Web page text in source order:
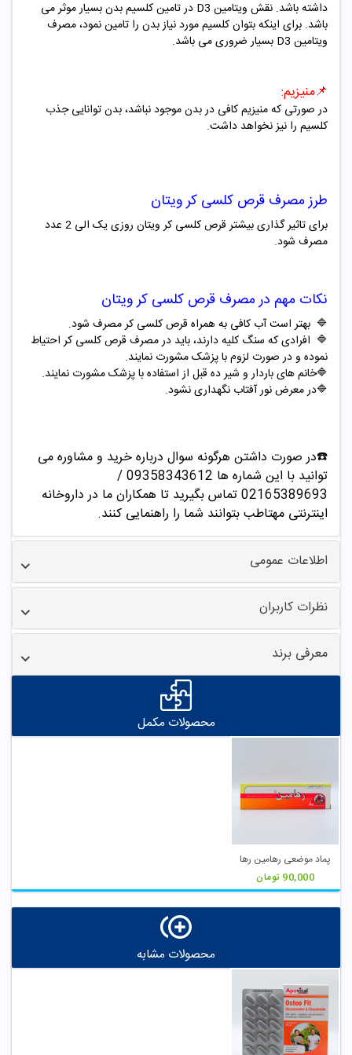
داشته باشد.
نقش ویتامین D3 در تامین کلسیم بدن بسیار موثر می
باشد. برای اینکه بتوان کلسیم مورد نیاز بدن را تامین نمود، مصرف
ویتامین D3 بسیار ضروری می باشد.
📌منیزیم:
در صورتی که منیزیم کافی در بدن موجود نباشد، بدن توانایی جذب
کلسیم را نیز نخواهد داشت.
طرز مصرف قرص کلسی کر ویتان
برای تاثیر گذاری بیشتر قرص کلسی کر ویتان روزی یک الی 2 عدد
مصرف شود.
نکات مهم در مصرف قرص کلسی کر ویتان
🔷 بهتر است آب کافی به همراه قرص کلسی کر مصرف شود.
🔷 افرادی که سنگ کلیه دارند، باید در مصرف قرص کلسی کر احتیاط
نموده و در صورت لزوم با پزشک مشورت نمایند.
🔷خانم های باردار و شیر ده قبل از استفاده با پزشک مشورت نمایند.
🔷در معرض نور آفتاب نگهداری نشود.
☎️در صورت داشتن هرگونه سوال درباره خرید و مشاوره می
توانید با این شماره ها 09358343612 /
02165389693تماس بگیرید تا همکاران ما در داروخانه
اینترنتی مهتاطب بتوانند شما را راهنمایی کنند.
اطلاعات عمومی
نظرات کاربران
معرفی برند
محصولات مکمل
پماد موضعی رهامین رها
90,000 تومان
محصولات مشابه